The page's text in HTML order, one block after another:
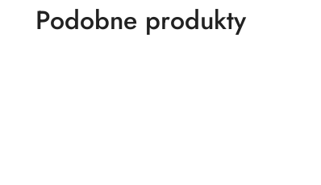
Produkty
Podobne produkty